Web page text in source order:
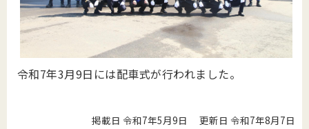
令和7年3月9日には配車式が行われました。
掲載日 令和7年5月9日 更新日 令和7年8月7日